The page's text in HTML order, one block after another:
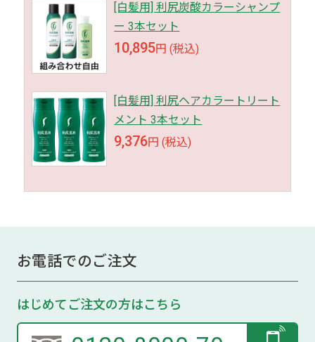
[白髪用] 利尻炭酸カラーシャンプ
ー 3本セット
10,895円 (税込)
[白髪用] 利尻ヘアカラートリート
メント 3本セット
9,376円 (税込)
お電話でのご注文
はじめてご注文の方はこちら